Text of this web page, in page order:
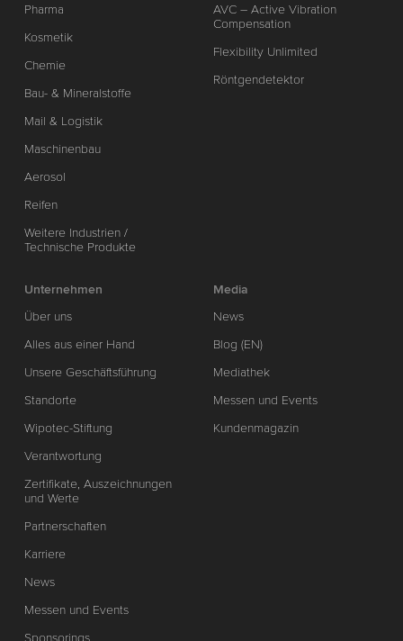
Pharma
Kosmetik
Chemie
Bau- & Mineralstoffe
Mail & Logistik
Maschinenbau
Aerosol
Reifen
Weitere Industrien /
Technische Produkte
AVC – Active Vibration
Compensation
Flexibility Unlimited
Röntgendetektor
Unternehmen
Über uns
Alles aus einer Hand
Unsere Geschäftsführung
Standorte
Wipotec-Stiftung
Verantwortung
Zertifikate, Auszeichnungen
und Werte
Partnerschaften
Karriere
News
Messen und Events
Sponsorings
Media
News
Blog (EN)
Mediathek
Messen und Events
Kundenmagazin